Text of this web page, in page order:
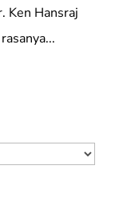
Ken Hansraj